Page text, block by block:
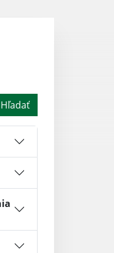
Hľadať